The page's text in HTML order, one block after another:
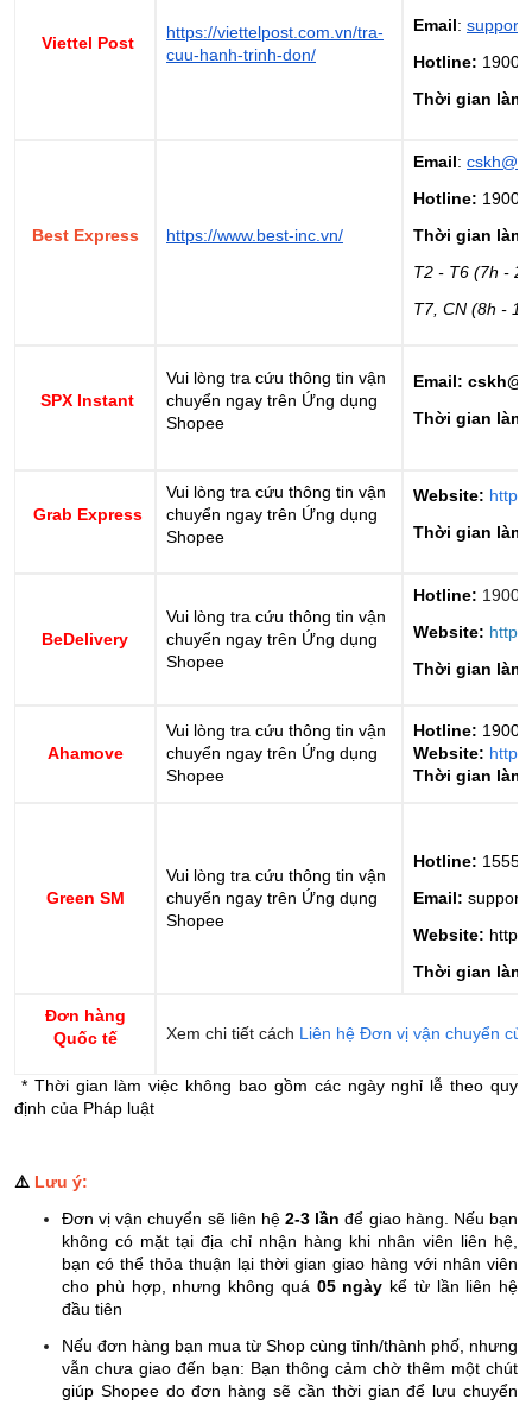
Viettel Post
https://viettelpost.com.vn/tra-
cuu-hanh-trinh-don/
Email:
Hotline: 1900
Thời gian làm
Best Express https://www.best-inc.vn/
Email:
Hotline: 1900
Thời gian làm
T2 - T6 (7h -
T7, CN (8h -
SPX Instant
Vui lòng tra cứu thông tin vận
chuyển ngay trên Ứng dụng
Shopee
Email:
Thời gian làm
Grab Express
Vui lòng tra cứu thông tin vận
chuyển ngay trên Ứng dụng
Shopee
Website:
Thời gian làm
BeDelivery
Vui lòng tra cứu thông tin vận
chuyển ngay trên Ứng dụng
Shopee
Hotline: 1900
Website:
Thời gian làm
Ahamove
Vui lòng tra cứu thông tin vận
chuyển ngay trên Ứng dụng
Shopee
Hotline: 1900
Website:
Thời gian làm
Green SM
Vui lòng tra cứu thông tin vận
chuyển ngay trên Ứng dụng
Shopee
Hotline: 1555
Email:
Website:
Thời gian làm
Đơn hàng
Quốc tế
Xem chi tiết cách Liên hệ Đơn vị vận chuyển
* Thời gian làm việc không bao gồm các ngày nghỉ lễ theo quy
định của Pháp luật
⚠️ Lưu ý:
Đơn vị vận chuyển sẽ liên hệ2-3 lần để giao hàng. Nếu bạn
không có mặt tại địa chỉ nhận hàng khi nhân viên liên hệ,
bạn có thể thỏa thuận lại thời gian giao hàng với nhân viên
cho phù hợp, nhưng không quá 05 ngày kể từ lần liên hệ
đầu tiên
Nếu đơn hàng bạn mua từ Shop cùng tỉnh/thành phố, nhưng
vẫn chưa giao đến bạn: Bạn thông cảm chờ thêm một chút
giúp Shopee dođơn hàng sẽ cần thời gian để lưu chuyển